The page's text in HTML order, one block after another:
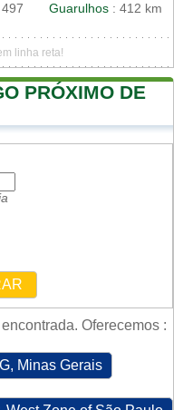
497
Guarulhos : 412 km
linha reta!
PRÓXIMO DE
Oferecemos :
Minas Gerais